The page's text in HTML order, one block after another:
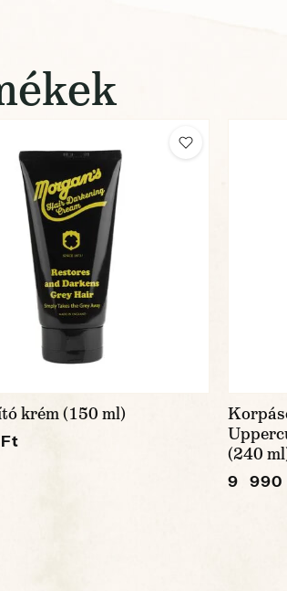
krém (150 ml)
(240
9